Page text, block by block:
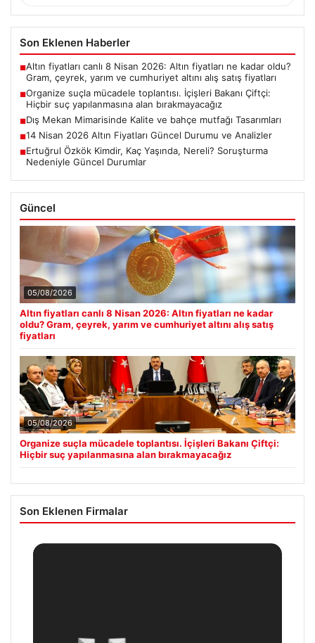
Son Eklenen Haberler
■Altın fiyatları canlı 8 Nisan 2026: Altın fiyatları ne kadar oldu?
Gram, çeyrek, yarım ve cumhuriyet altını alış satış fiyatları
■Organize suçla mücadele toplantısı. İçişleri Bakanı Çiftçi:
Hiçbir suç yapılanmasına alan bırakmayacağız
■Dış Mekan Mimarisinde Kalite ve bahçe mutfağı Tasarımları
■14 Nisan 2026 Altın Fiyatları Güncel Durumu ve Analizler
■Ertuğrul Özkök Kimdir, Kaç Yaşında, Nereli? Soruşturma
Nedeniyle Güncel Durumlar
Güncel
05/08/2026
Altın fiyatları canlı 8 Nisan 2026: Altın fiyatları ne kadar
oldu? Gram, çeyrek, yarım ve cumhuriyet altını alış satış
fiyatları
05/08/2026
Organize suçla mücadele toplantısı. İçişleri Bakanı Çiftçi:
Hiçbir suç yapılanmasına alan bırakmayacağız
Son Eklenen Firmalar